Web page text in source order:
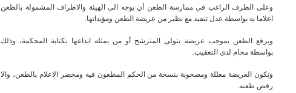
وعلى الطرف الراغب في ممارسة الطعن أن يوجه الى الهيئة والاطراف المشمولة بالطعن
اعلاما به بواسطة عدل تنفيذ مع نظير من عريضة الطعن ومؤيداتها.
ويرفع الطعن بموجب عريضة يتولى المترشح أو من يمثله ايداعها بكتابة المحكمة، وذلك
بواسطة محام لدى التعقيب.
وتكون العريضة معللة ومصحوبة بنسخة من الحكم المطعون فيه ومحضر الاعلام بالطعن، والا
رفض طعنه.